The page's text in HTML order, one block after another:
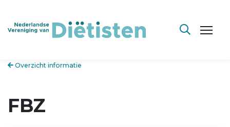
Overzicht informatie
FBZ